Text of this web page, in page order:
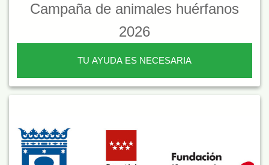
Campaña de animales huérfanos
2026
TU AYUDA ES NECESARIA